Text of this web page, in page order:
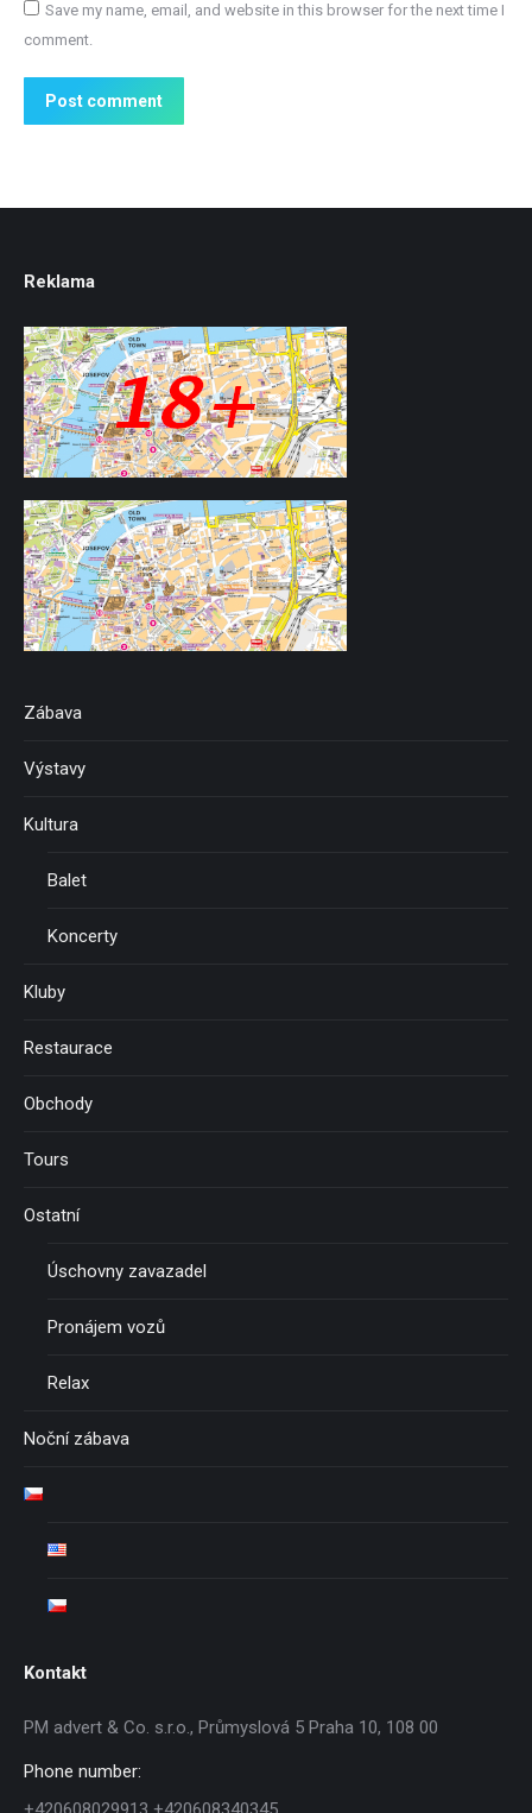
Save my name, email, and website in this browser for the next time I
comment.
Post comment
Reklama
Zábava
Výstavy
Kultura
Balet
Koncerty
Kluby
Restaurace
Obchody
Tours
Ostatní
Úschovny zavazadel
Pronájem vozů
Relax
Noční zábava
Kontakt
PM advert & Co. s.r.o., Průmyslová 5 Praha 10, 108 00
Phone number: